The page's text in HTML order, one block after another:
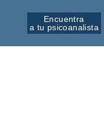
Encuentra
a tu psicoanalista